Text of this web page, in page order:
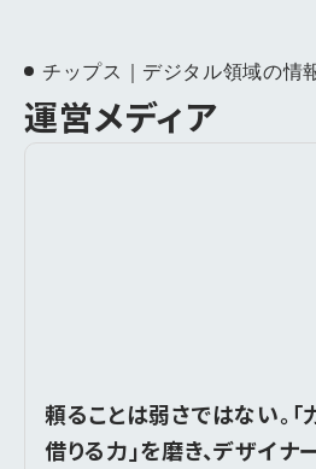
チップス｜デジタル領域の情
運営メディア
頼ることは弱さではない。「
借りる力」を磨き、デザイナ